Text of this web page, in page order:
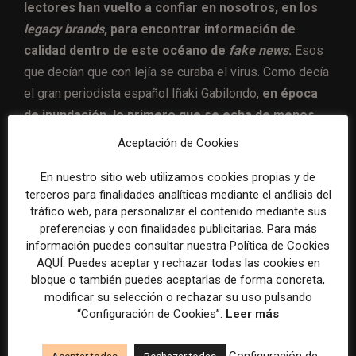
lectores han vuelto a confiar en nosotros, en los
legacy brands, para encontrar información de
calidad dentro de este océano de fake news. Esos
que decían que con lejía se curaba el virus. Como decía
el gran periodista español Iñaki Gabilondo, en época
de inundación, lo primero que se echa de menos
es el agua potable, el agua buena, de calidad.
encontrar esa fiabilidad tan necesaria en tiempos de
incertidumbre».
Según Fernando de Yarza,«esto se ha traducido
también en modelos de suscripción interesantes,
que han roto la barrera de lo testimonial,para
arrojar números tanto de facturación como de usuarios
del mundo, las marcas globales, pero también
Aceptación de Cookies
En nuestro sitio web utilizamos cookies propias y de
terceros para finalidades analíticas mediante el análisis del
tráfico web, para personalizar el contenido mediante sus
preferencias y con finalidades publicitarias. Para más
información puedes consultar nuestra Política de Cookies
AQUÍ. Puedes aceptar y rechazar todas las cookies en
bloque o también puedes aceptarlas de forma concreta,
modificar su selección o rechazar su uso pulsando
“Configuración de Cookies”. Leer más